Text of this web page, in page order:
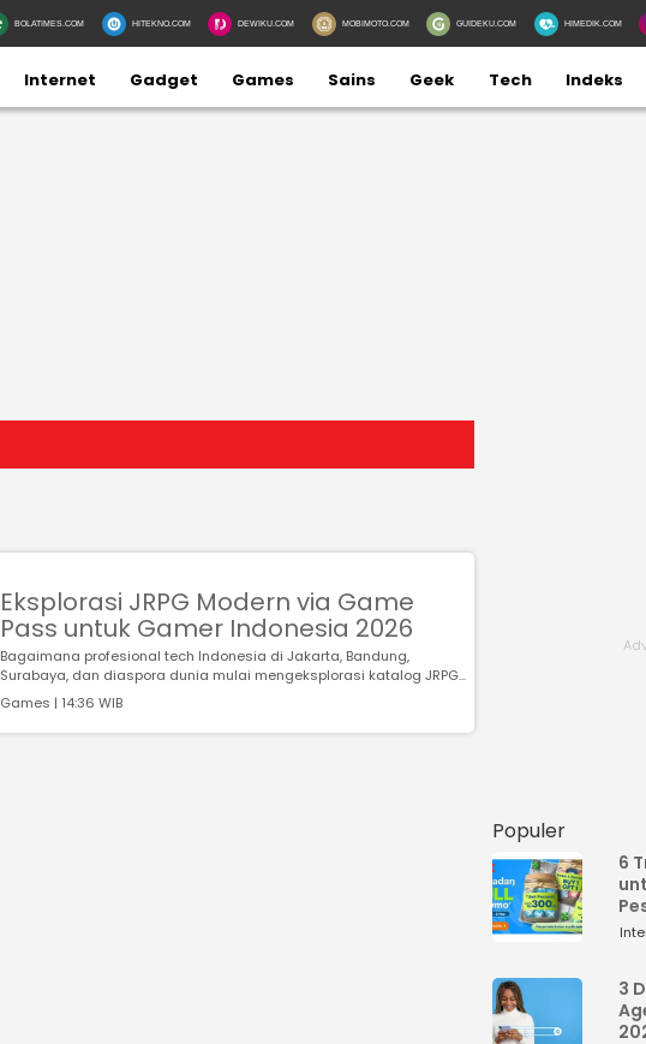
BOLATIMES.COM HITEKNO.COM DEWIKU.COM MOBIMOTO.COM GUIDEKU.COM HIMEDIK.COM
Internet Gadget Games Sains Geek Tech Indeks
Eksplorasi JRPG Modern via Game
Pass untuk Gamer Indonesia 2026
Bagaimana profesional tech Indonesia di Jakarta, Bandung,
Surabaya, dan diaspora dunia mulai mengeksplorasi katalog JRPG...
Games | 14:36 WIB
Populer
6
3